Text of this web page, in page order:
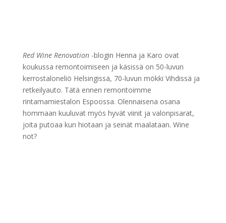
Red Wine Renovation-blogin Henna ja Karo ovat
koukussa remontoimiseen ja käsissä on 50-luvun
kerrostaloneliö Helsingissä, 70-luvun mökki Vihdissä ja
retkeilyauto. Tätä ennen remontoimme
rintamamiestalon Espoossa. Olennaisena osana
hommaan kuuluvat myös hyvät viinit ja valonpisarat,
joita putoaa kun hiotaan ja seinät maalataan. Wine
not?